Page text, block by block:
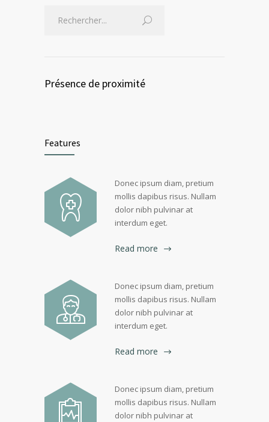
Présence de proximité
Features
Donec ipsum diam, pretium
mollis dapibus risus. Nullam
dolor nibh pulvinar at
interdum eget.
Read more
Donec ipsum diam, pretium
mollis dapibus risus. Nullam
dolor nibh pulvinar at
interdum eget.
Read more
Donec ipsum diam, pretium
mollis dapibus risus. Nullam
dolor nibh pulvinar at